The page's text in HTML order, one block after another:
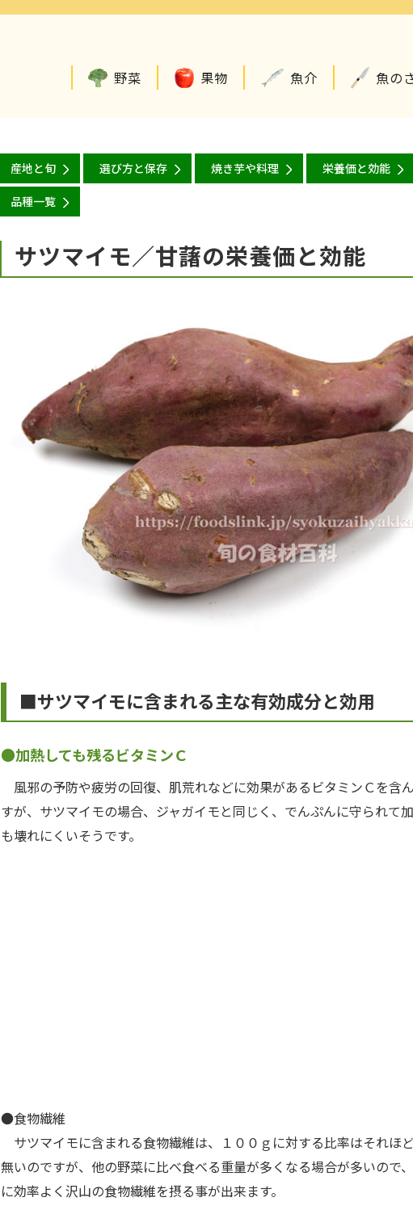
野菜 果物 魚介 魚の
産地と旬 選び方と保存 焼き芋や料理 栄養価と効能
品種一覧
サツマイモ／甘藷の栄養価と効能
■サツマイモに含まれる主な有効成分と効用
●加熱しても残るビタミンＣ
風邪の予防や疲労の回復、肌荒れなどに効果があるビタミンＣを含
すが、サツマイモの場合、ジャガイモと同じく、でんぷんに守られて
も壊れにくいそうです。
●食物繊維
サツマイモに含まれる食物繊維は、１００ｇに対する比率はそれほ
無いのですが、他の野菜に比べ食べる重量が多くなる場合が多いので
に効率よく沢山の食物繊維を摂る事が出来ます。